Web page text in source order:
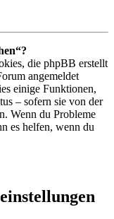
die phpBB erstellt
angemeldet
einige Funktionen,
– sofern sie von der
Wenn du Probleme
es helfen, wenn du